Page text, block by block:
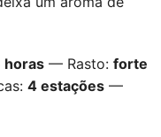
horas — Rasto: forte
4 estações —